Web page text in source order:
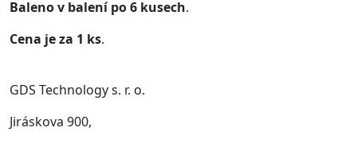
Baleno v balení po 6 kusech.
Cena je za 1 ks.
GDS Technology s. r. o.
Jiráskova 900,